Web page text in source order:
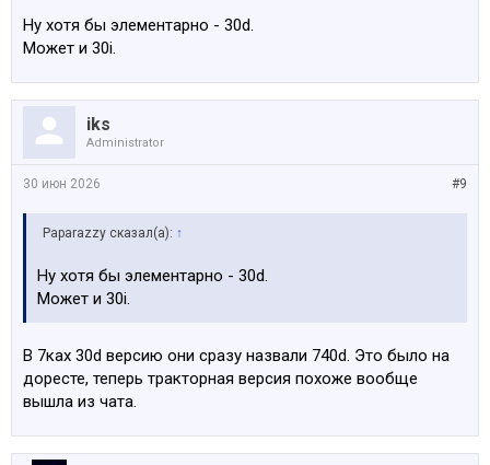
Ну хотя бы элементарно - 30d.
Может и 30i.
iks
Administrator
#9
30 июн 2026
Paparazzy сказал(а): ↑
Ну хотя бы элементарно - 30d.
Может и 30i.
В 7ках 30d версию они сразу назвали 740d. Это было на
доресте, теперь тракторная версия похоже вообще
вышла из чата.